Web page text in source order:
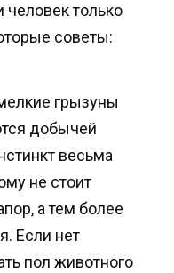
человек только
советы:
грызуны
добычей
весьма
не стоит
а тем более
Если нет
пол животного